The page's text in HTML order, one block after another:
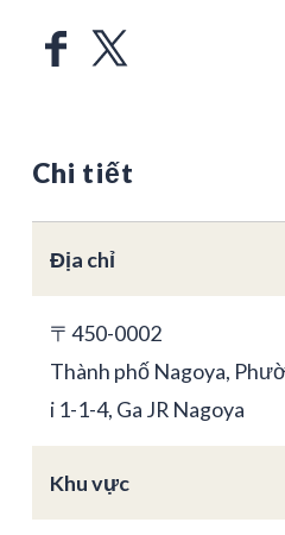
Chi tiết
Địa chỉ
〒450-0002
Thành phố Nagoya,
i 1-1-4, Ga JR Nagoya
Khu vực